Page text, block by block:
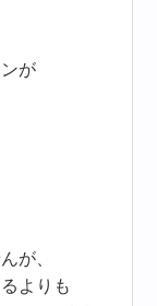
が
が、
よりも